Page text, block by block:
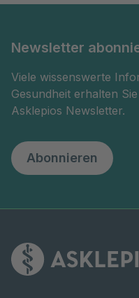
Newsletter
Viele wissenswerte
Gesundheit erhalten
Asklepios Newsletter.
Abonnieren